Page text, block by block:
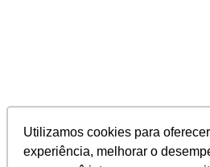
Utilizamos cookies para
experiência, melhorar o